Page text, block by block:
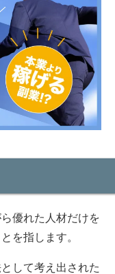
優れた人材だけを
を指します。
して考え出された